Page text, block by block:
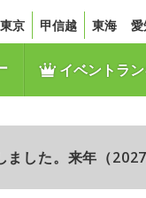
東京 甲信越 東海
イベントラ
した。来年（